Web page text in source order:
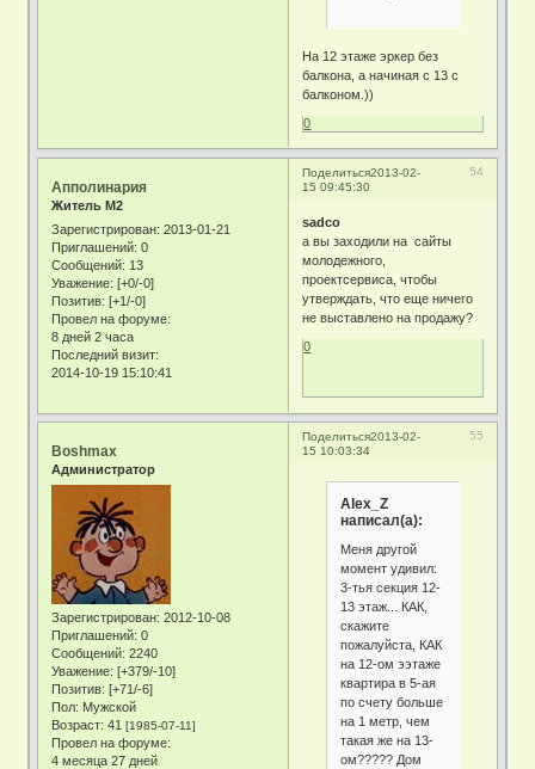
На 12 этаже эркер без
балкона, а начиная с 13 с
балконом.))
0
Поделиться 54
2013-02-
15 09:45:30
Апполинария
Житель М2
Зарегистрирован: 2013-01-21
Приглашений: 0
Сообщений: 13
Уважение: [+0/-0]
Позитив: [+1/-0]
Провел на форуме:
8 дней 2 часа
Последний визит:
2014-10-19 15:10:41
sadco
а вы заходили на сайты
молодежного,
проектсервиса, чтобы
утверждать, что еще ничего
не выставлено на продажу?
0
Поделиться 55
2013-02-
15 10:03:34
Boshmax
Администратор
Зарегистрирован: 2012-10-08
Приглашений: 0
Сообщений: 2240
Уважение: [+379/-10]
Позитив: [+71/-6]
Пол: Мужской
Возраст: 41[1985-07-11]
Провел на форуме:
4 месяца 27 дней
Alex_Z
написал(а):
Меня другой
момент удивил:
3-тья секция 12-
13 этаж... КАК,
скажите
пожалуйста, КАК
на 12-ом ээтаже
квартира в 5-ая
по счету больше
на 1 метр, чем
такая же на 13-
ом????? Дом